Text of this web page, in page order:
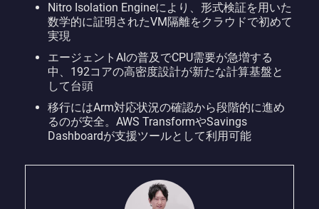
Nitro Isolation Engineにより、形式検証を用いた
数学的に証明されたVM隔離をクラウドで初めて
実現
エージェントAIの普及でCPU需要が急増する
中、192コアの高密度設計が新たな計算基盤と
して台頭
移行にはArm対応状況の確認から段階的に進め
るのが安全。AWS TransformやSavings
Dashboardが支援ツールとして利用可能